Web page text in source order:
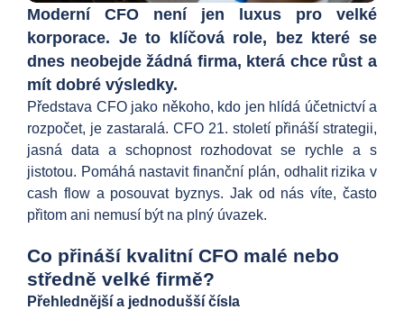
Moderní CFO není jen luxus pro velké
korporace. Je to klíčová role, bez které se
dnes neobejde žádná firma, která chce růst a
mít dobré výsledky.
Představa CFO jako někoho, kdo jen hlídá účetnictví a
rozpočet, je zastaralá. CFO 21. století přináší strategii,
jasná data a schopnost rozhodovat se rychle a s
jistotou. Pomáhá nastavit finanční plán, odhalit rizika v
cash flow a posouvat byznys. Jak od nás víte, často
přitom ani nemusí být na plný úvazek.
Co přináší kvalitní CFO malé nebo
středně velké firmě?
Přehlednější a jednodušší čísla